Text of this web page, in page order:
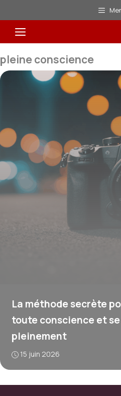
au
contenuMenu
pleine conscience
La méthode secrète
toute conscience et
pleinement
15 juin 2026